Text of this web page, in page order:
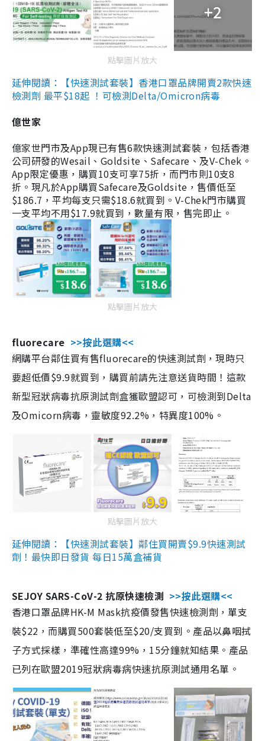
+2
點擊圖片放大
延伸閱讀：【快速測試套裝】香港口罩品牌開賣2款快速
檢測劑 最平$18起 ！可檢測Delta/Omicron病毒
億世家
億家世門市及App現已有售6款快速測試套裝，包括香港
公司研發的Wesail、Goldsite、Safecare、及V-Chek。
App限定優惠，購買10支可享75折，而門市則10支8
折。現凡於App購買Safecare及Goldsite，售價低至
$186.7，平均每支只需$18.6就買到。V-Chek門市購買
一支平均不用$17.9就買到，數量有限，售完即止。
點擊圖片放大
fluorecare >>按此選購<<
網購平台鄰住買有售fluorecare的快速測試劑，現時只
要超低價$9.9就買到，購買前請先注意送貨時間！這款
新型冠狀病毒抗原測試劑盒獲歐盟認可，可檢測到Delta
及Omicorn病毒，靈敏度92.2%，特異度100%。
點擊圖片放大
延伸閱讀：【快速測試套裝】鄰住買開賣$9.9快速測試
劑！最快即日發貨 每日15萬盒補貨
SEJOY SARS-CoV-2 抗原快速檢測 >>按此選購<<
香港口罩品牌HK-M Mask抗疫價發售快速檢測劑，單支
裝$22，而購買500套裝低至$20/支買到。產品以鼻咽拭
子方式採樣，準確性高達99%，15分鐘就知結果。產品
已列在歐盟2019冠狀病毒病快速抗原測試通用名單。